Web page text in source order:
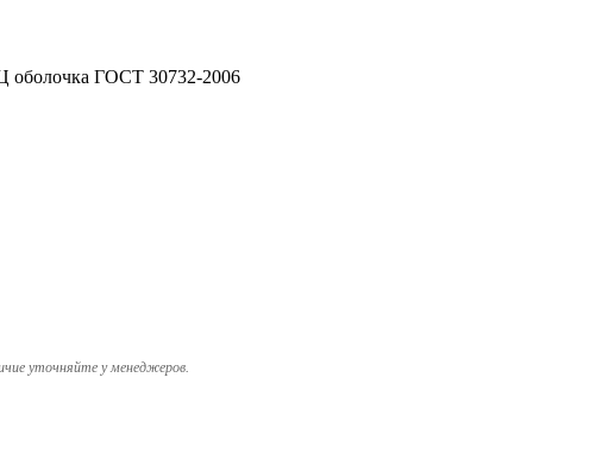
оболочка ГОСТ 30732-2006
уточняйте у менеджеров.